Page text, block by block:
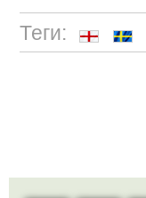
Теги: